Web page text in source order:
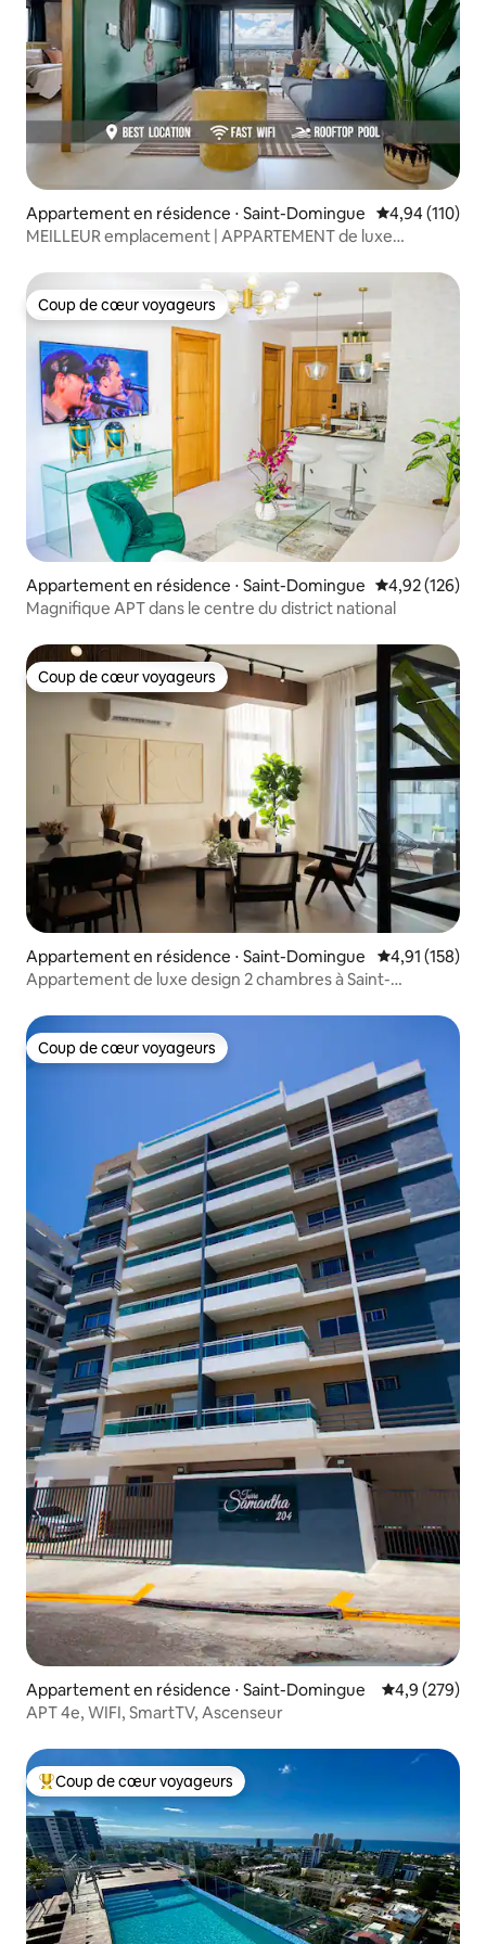
Appartement en résidence ⋅ Saint-Domingue Évaluation
4,94 (110)
MEILLEUR emplacement | APPARTEMENT de luxe
Coup de cœur voyageurs
Coup de cœur voyageurs
Appartement en résidence ⋅ Saint-Domingue Évaluation
4,92 (126)
Magnifique APT dans le centre du district national
Coup de cœur voyageurs
Coup de cœur voyageurs
Appartement en résidence ⋅ Saint-Domingue Évaluation
4,91 (158)
Appartement de luxe design 2 chambres à Saint-
Coup de cœur voyageurs
Coup de cœur voyageurs
Appartement en résidence ⋅ Saint-Domingue Évaluation
4,9 (279)
APT 4e, WIFI, SmartTV, Ascenseur
Coups de cœur voyageurs les plus appréciés
Coup de cœur voyageurs